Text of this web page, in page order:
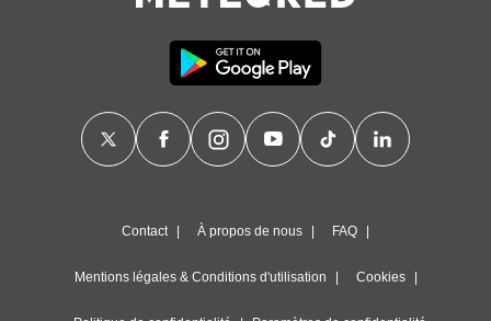
Contact À propos de nous FAQ
Mentions légales & Conditions d'utilisation Cookies